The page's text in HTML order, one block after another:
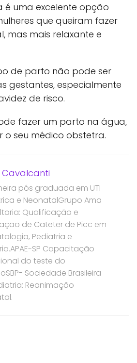
uma excelente opção
que queiram fazer
mas mais relaxante e
de parto não pode ser
gestantes, especialmente
de risco.
fazer um parto na água,
o seu médico obstetra.
Cavalcanti
pós graduada em UTI
e NeonatalGrupo Ama
Qualificação e
de Cateter de Picc em
Pediatria e
SP Capacitação
do teste do
Sociedade Brasileira
Reanimação